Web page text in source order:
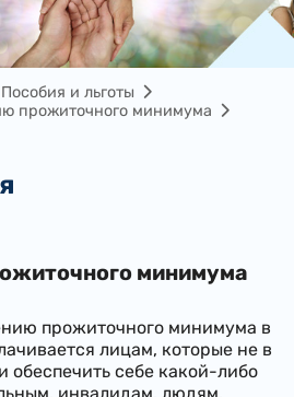
Пособия и льготы
прожиточного минимума
минимума
прожиточного минимума в
лицам, которые не в
обеспечить себе какой-либо